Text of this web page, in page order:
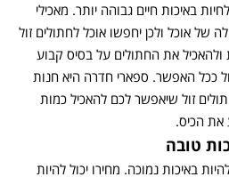
באיכות חיים גבוהה יותר. מאכילי
של אוכל ולכן יחפשו אוכל לחתולים זול
את החתולים על בסיס קבוע
ככל האפשר. ספארי חדרה היא חנות
זול שיאפשר לכם להאכיל כמות
את הכיס.
טובה
באיכות נמוכה. מחירו יכול להיות